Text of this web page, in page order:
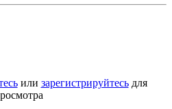
или зарегистрируйтесьдля